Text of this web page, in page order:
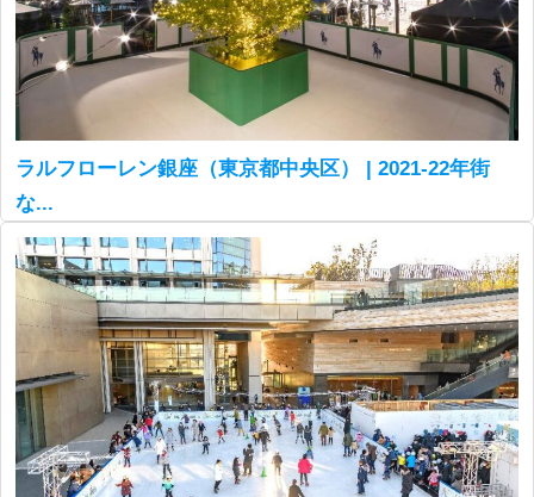
ラルフローレン銀座（東京都中央区） | 2021-22年街
な...